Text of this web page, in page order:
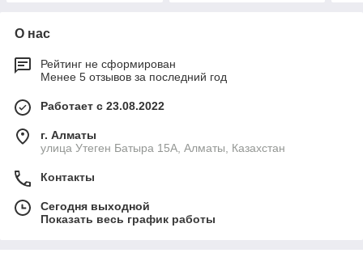
О нас
Рейтинг не сформирован
Менее 5 отзывов за последний год
Работает с 23.08.2022
г. Алматы
улица Утеген Батыра 15А, Алматы, Казахстан
Контакты
Сегодня выходной
Показать весь график работы